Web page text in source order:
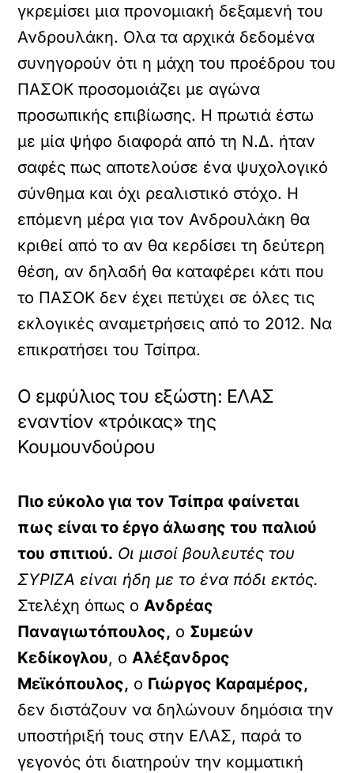
γκρεμίσει μια προνομιακή δεξαμενή του
Ανδρουλάκη. Ολα τα αρχικά δεδομένα
συνηγορούν ότι η μάχη του προέδρου του
ΠΑΣΟΚ προσομοιάζει με αγώνα
προσωπικής επιβίωσης. Η πρωτιά έστω
με μία ψήφο διαφορά από τη Ν.Δ. ήταν
σαφές πως αποτελούσε ένα ψυχολογικό
σύνθημα και όχι ρεαλιστικό στόχο. Η
επόμενη μέρα για τον Ανδρουλάκη θα
κριθεί από το αν θα κερδίσει τη δεύτερη
θέση, αν δηλαδή θα καταφέρει κάτι που
το ΠΑΣΟΚ δεν έχει πετύχει σε όλες τις
εκλογικές αναμετρήσεις από το 2012. Να
επικρατήσει του Τσίπρα.
Ο εμφύλιος του εξώστη: ΕΛΑΣ
εναντίον «τρόικας» της
Κουμουνδούρου
Πιο εύκολο για τον Τσίπρα φαίνεται
πως είναι το έργο άλωσης του παλιού
του σπιτιού. Οι μισοί βουλευτές του
ΣΥΡΙΖΑ είναι ήδη με το ένα πόδι εκτός.
Στελέχη όπως ο Ανδρέας
Παναγιωτόπουλος, ο Συμεών
Κεδίκογλου, ο Αλέξανδρος
Μεϊκόπουλος, ο Γιώργος Καραμέρος,
δεν διστάζουν να δηλώνουν δημόσια την
υποστήριξή τους στην ΕΛΑΣ, παρά το
γεγονός ότι διατηρούν την κομματική